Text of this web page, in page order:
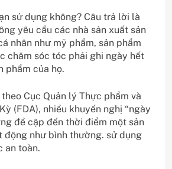
sử dụng không? Câu trả lời là
yêu cầu các nhà sản xuất sản
nhân như mỹ phẩm, sản phẩm
chăm sóc tóc phải ghi ngày hết
phẩm của họ.
Cục Quản lý Thực phẩm và
(FDA), nhiều khuyến nghị “ngày
đề cập đến thời điểm một sản
động như bình thường. sử dụng
an toàn.